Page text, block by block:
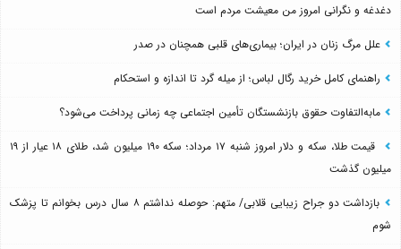
دغدغه و نگرانی امروز من معیشت مردم است
علل مرگ زنان در ایران؛ بیماری‌های قلبی همچنان در صدر
راهنمای کامل خرید رگال لباس؛ از میله گرد تا اندازه و استحکام
مابه‌التفاوت حقوق بازنشستگان تأمین اجتماعی چه زمانی پرداخت می‌شود؟
قیمت طلا، سکه و دلار امروز شنبه ۱۷ مرداد؛ سکه ۱۹۰ میلیون شد، طلای ۱۸ عیار از ۱۹
میلیون گذشت
بازداشت دو جراح زیبایی قلابی/ متهم: حوصله نداشتم ۸ سال درس بخوانم تا پزشک
شوم